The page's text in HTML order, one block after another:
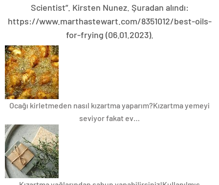
Scientist”. Kirsten Nunez. Şuradan alındı:
https://www.marthastewart.com/8351012/best-oils-
for-frying (06.01.2023).
Ocağı kirletmeden nasıl kızartma yaparım?Kızartma yemeyi
seviyor fakat ev…